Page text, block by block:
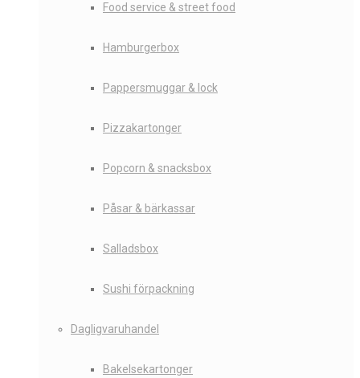
Food service & street food
Hamburgerbox
Pappersmuggar & lock
Pizzakartonger
Popcorn & snacksbox
Påsar & bärkassar
Salladsbox
Sushi förpackning
Dagligvaruhandel
Bakelsekartonger